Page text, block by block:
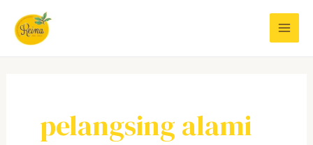
content
pelangsing alami